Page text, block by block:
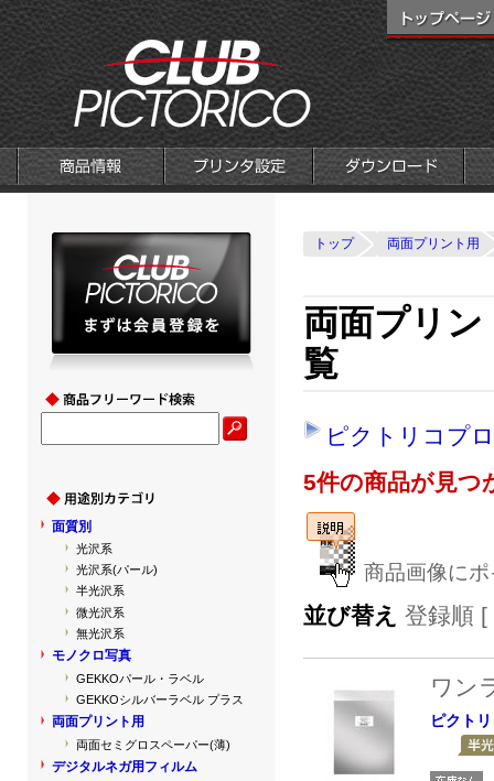
トップ 両面プリント用
両面プリ
覧
ピクトリコプ
5件の商品が見つ
商品画像に
並び替え 登録順 [
ワン
ピクト
面質別
光沢系
光沢系(パール)
半光沢系
微光沢系
無光沢系
モノクロ写真
GEKKOパール・ラベル
GEKKOシルバーラベル プラス
両面プリント用
両面セミグロスペーパー(薄)
デジタルネガ用フィルム